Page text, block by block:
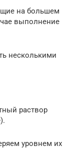
на большем
выполнение
несколькими
раствор
уровнем их